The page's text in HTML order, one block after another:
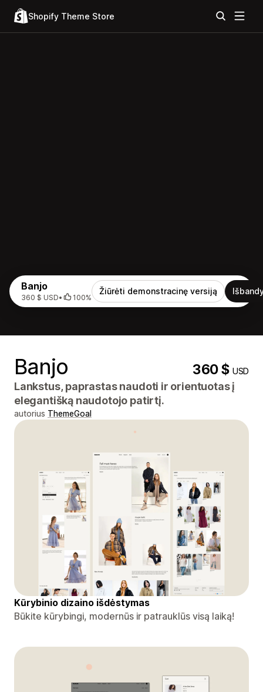
Shopify Theme Store
Banjo
360 $ USD• 100%
Žiūrėti demonstracinę versiją
Banjo 360 $USD
Lankstus, paprastas naudoti ir orientuotas į
elegantišką naudotojo patirtį.
autorius ThemeGoal
Kūrybinio dizaino išdėstymas
Būkite kūrybingi, modernūs ir patrauklūs visą laiką!